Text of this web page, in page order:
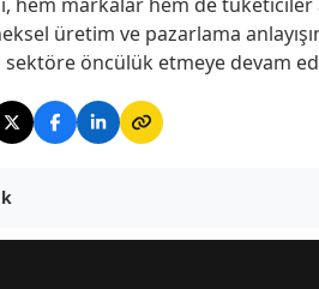
üretim ve pazarlama
öncülük etmeye devam